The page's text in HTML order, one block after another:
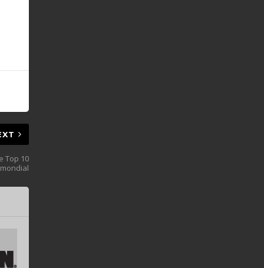
Top 10
mondial